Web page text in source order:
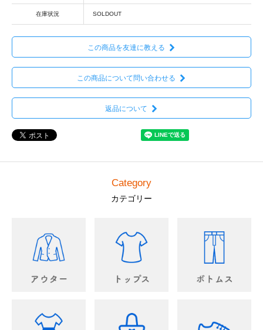
在庫状況 SOLDOUT
この商品を友達に教える
この商品について問い合わせる
返品について
Category
カテゴリー